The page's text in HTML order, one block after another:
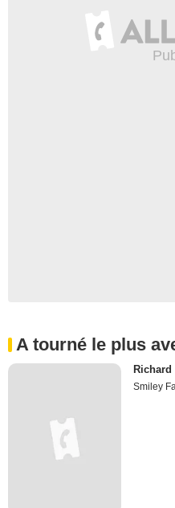
A tourné le plus
Richard
Smiley